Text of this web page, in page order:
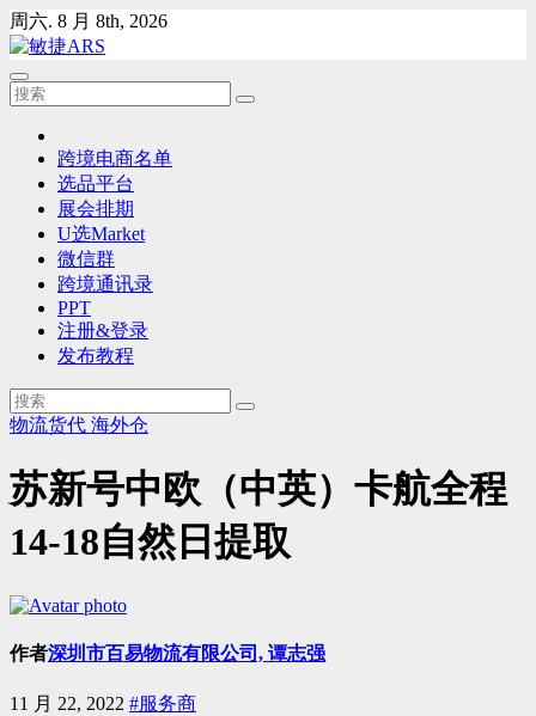
Skip
to
content
周六. 8 月 8th, 2026
跨境电商名单
选品平台
展会排期
U选Market
微信群
跨境通讯录
PPT
注册&登录
发布教程
物流货代 海外仓
苏新号中欧（中英）卡航全程
14-18自然日提取
作者深圳市百易物流有限公司, 谭志强
11 月 22, 2022 #服务商